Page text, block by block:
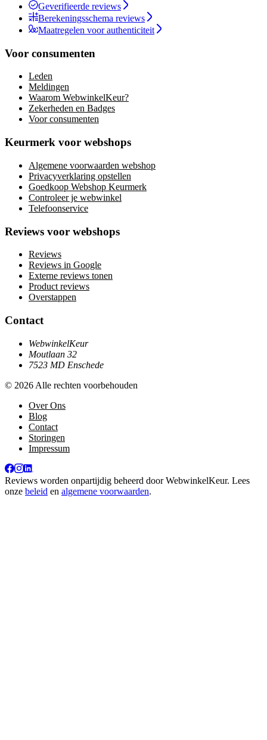
Geverifieerde reviews
Berekeningsschema reviews
Maatregelen voor authenticiteit
Voor consumenten
Leden
Meldingen
Waarom WebwinkelKeur?
Zekerheden en Badges
Voor consumenten
Keurmerk voor webshops
Algemene voorwaarden webshop
Privacyverklaring opstellen
Goedkoop Webshop Keurmerk
Controleer je webwinkel
Telefoonservice
Reviews voor webshops
Reviews
Reviews in Google
Externe reviews tonen
Product reviews
Overstappen
Contact
WebwinkelKeur
Moutlaan 32
7523 MD Enschede
© 2026 Alle rechten voorbehouden
Over Ons
Blog
Contact
Storingen
Impressum
Reviews worden onpartijdig beheerd doorWebwinkelKeur. Lees
onze beleid en algemene voorwaarden.